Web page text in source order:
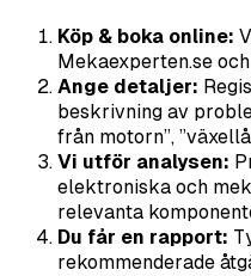
Köp & boka online:
Mekaexperten.se
Ange detaljer:
beskrivning av
från motorn”,
Vi utför analysen:
elektroniska och
relevanta
Du får en rapport:
rekommenderade